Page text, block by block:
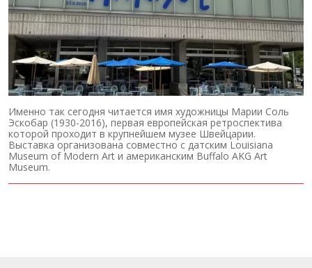
Именно так сегодня читается имя художницы Марии Соль
Эскобар (1930-2016), первая европейская ретроспектива
которой проходит в крупнейшем музее Швейцарии.
Выставка организована совместно с датским Louisiana
Museum of Modern Art и американским Buffalo AKG Art
Museum.